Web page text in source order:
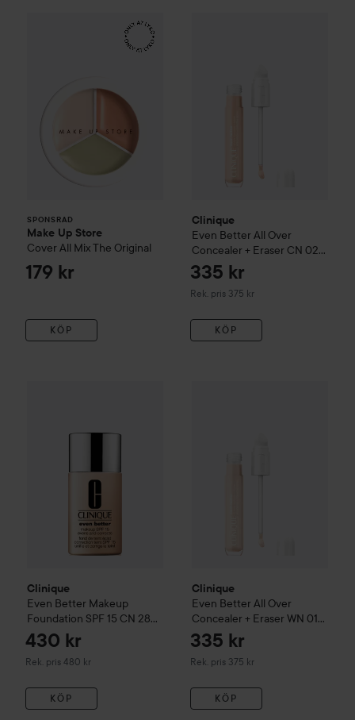
SPONSRAD
Make Up Store
Cover All MixThe Original
179 kr
KÖP
Make Up Store
Clinique
Even Better All Over
Concealer + Eraser CN 02
Breeze
335 kr
Rek. pris 375 kr
Rekommenderat pris 375 kr
KÖP
Clinique
Even Better Makeup
Foundation SPF 15 CN 28
Ivory
430 kr
Rek. pris 480 kr
Rekommenderat pris 480 kr
KÖP
Clinique
Even Better All Over
Concealer + Eraser WN 01
Flax
335 kr
Rek. pris 375 kr
Rekommenderat pris 375 kr
KÖP